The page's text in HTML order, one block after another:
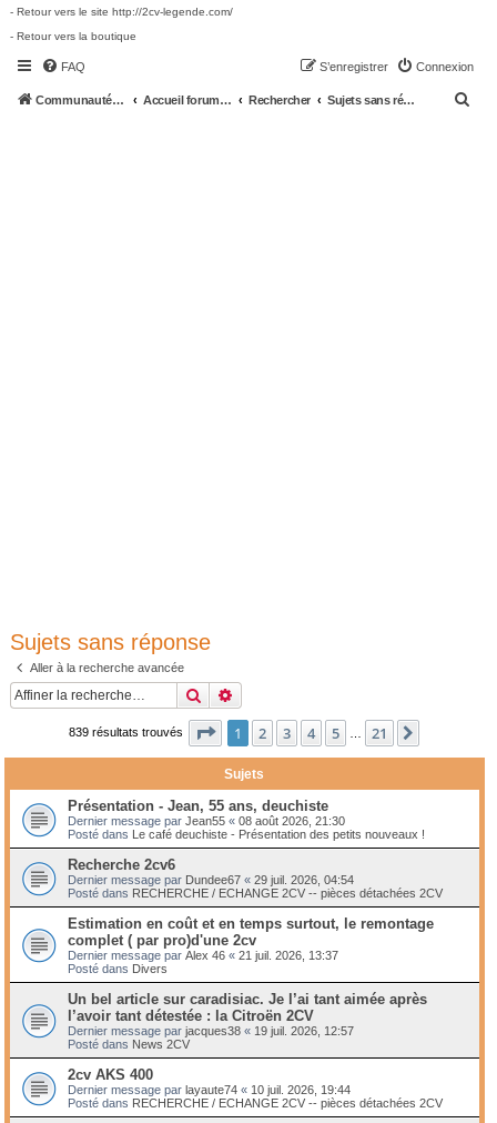
- Retour vers le site http://2cv-legende.com/
- Retour vers la boutique
FAQ Connexion
S’enregistrer
Communauté 2cv-legende.com Accueil forum 2cv-legende.com Rechercher Sujets sans réponse
Sujets sans réponse
Aller à la recherche avancée
Rechercher
839 résultats trouvés Page 1sur21
1 2 3 4 5 21
Sujets
Présentation - Jean, 55 ans, deuchiste
Dernier message par Jean55 « 08 août 2026, 21:30
Posté dans Le café deuchiste - Présentation des petits nouveaux !
Recherche 2cv6
Dernier message par Dundee67 « 29 juil. 2026, 04:54
Posté dans RECHERCHE / ECHANGE 2CV -- pièces détachées 2CV
Estimation en coût et en temps surtout, le remontage
complet ( par pro)d'une 2cv
Dernier message par Alex 46 « 21 juil. 2026, 13:37
Posté dans Divers
Un bel article sur caradisiac. Je l’ai tant aimée après
l’avoir tant détestée : la Citroën 2CV
Dernier message par jacques38 « 19 juil. 2026, 12:57
Posté dans News 2CV
2cv AKS 400
Dernier message par layaute74 « 10 juil. 2026, 19:44
Posté dans RECHERCHE / ECHANGE 2CV -- pièces détachées 2CV